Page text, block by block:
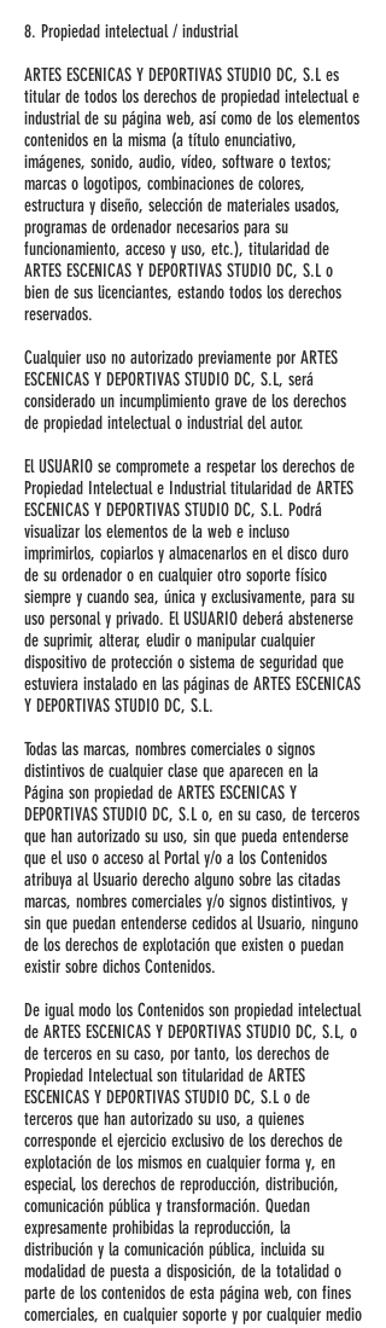
8. Propiedad intelectual / industrial
ARTES ESCENICAS Y DEPORTIVAS STUDIO DC, S.L es
titular de todos los derechos de propiedad intelectual e
industrial de su página web, así como de los elementos
contenidos en la misma (a título enunciativo,
imágenes, sonido, audio, vídeo, software o textos;
marcas o logotipos, combinaciones de colores,
estructura y diseño, selección de materiales usados,
programas de ordenador necesarios para su
funcionamiento, acceso y uso, etc.), titularidad de
ARTES ESCENICAS Y DEPORTIVAS STUDIO DC, S.L o
bien de sus licenciantes, estando todos los derechos
reservados.
Cualquier uso no autorizado previamente por ARTES
ESCENICAS Y DEPORTIVAS STUDIO DC, S.L, será
considerado un incumplimiento grave de los derechos
de propiedad intelectual o industrial del autor.
El USUARIO se compromete a respetar los derechos de
Propiedad Intelectual e Industrial titularidad de ARTES
ESCENICAS Y DEPORTIVAS STUDIO DC, S.L. Podrá
visualizar los elementos de la web e incluso
imprimirlos, copiarlos y almacenarlos en el disco duro
de su ordenador o en cualquier otro soporte físico
siempre y cuando sea, única y exclusivamente, para su
uso personal y privado. El USUARIO deberá abstenerse
de suprimir, alterar, eludir o manipular cualquier
dispositivo de protección o sistema de seguridad que
estuviera instalado en las páginas de ARTES ESCENICAS
Y DEPORTIVAS STUDIO DC, S.L.
Todas las marcas, nombres comerciales o signos
distintivos de cualquier clase que aparecen en la
Página son propiedad de ARTES ESCENICAS Y
DEPORTIVAS STUDIO DC, S.L o, en su caso, de terceros
que han autorizado su uso, sin que pueda entenderse
que el uso o acceso al Portal y/o a los Contenidos
atribuya al Usuario derecho alguno sobre las citadas
marcas, nombres comerciales y/o signos distintivos, y
sin que puedan entenderse cedidos al Usuario, ninguno
de los derechos de explotación que existen o puedan
existir sobre dichos Contenidos.
De igual modo los Contenidos son propiedad intelectual
de ARTES ESCENICAS Y DEPORTIVAS STUDIO DC, S.L, o
de terceros en su caso, por tanto, los derechos de
Propiedad Intelectual son titularidad de ARTES
ESCENICAS Y DEPORTIVAS STUDIO DC, S.L o de
terceros que han autorizado su uso, a quienes
corresponde el ejercicio exclusivo de los derechos de
explotación de los mismos en cualquier forma y, en
especial, los derechos de reproducción, distribución,
comunicación pública y transformación. Quedan
expresamente prohibidas la reproducción, la
distribución y la comunicación pública, incluida su
modalidad de puesta a disposición, de la totalidad o
parte de los contenidos de esta página web, con fines
comerciales, en cualquier soporte y por cualquier medio